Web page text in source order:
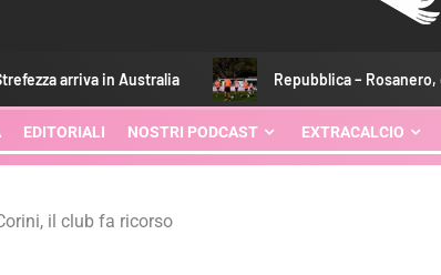
Repubblica – Rosanero, derby con il
EDITORIALI NOSTRI PODCAST EXTRACALCIO
il club fa ricorso